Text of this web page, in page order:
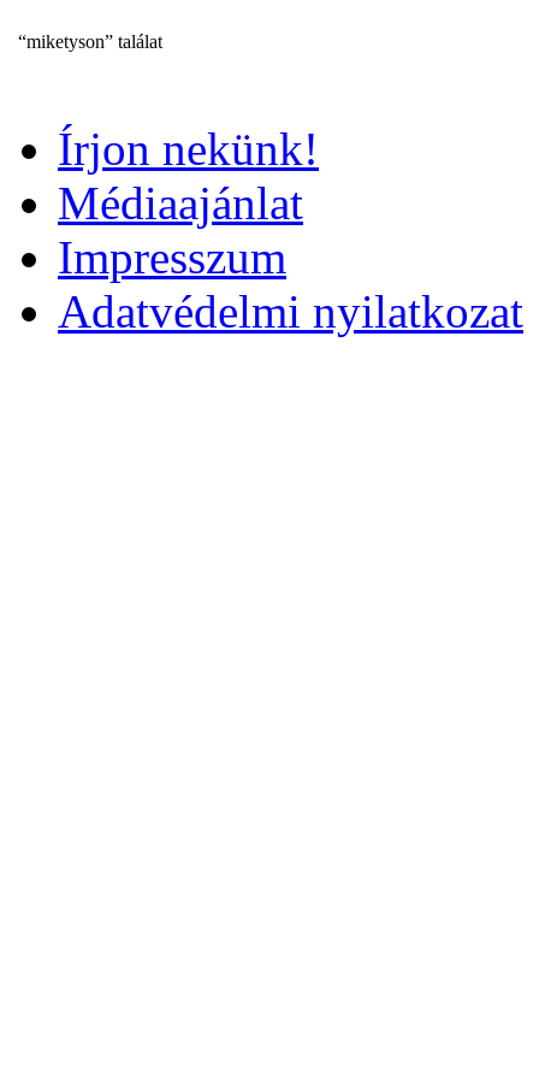
“miketyson” találat
Írjon nekünk!
Médiaajánlat
Impresszum
Adatvédelmi nyilatkozat